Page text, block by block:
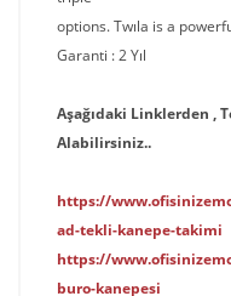
options. Twıla is a
Garanti : 2 Yıl
Aşağıdaki Linklerden ,
Alabilirsiniz..
https://
ad-tekli-kanepe-takimi
https://
buro-kanepesi